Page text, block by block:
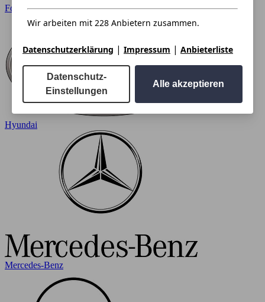
Ford
Hyundai
Mercedes-Benz
Wir arbeiten mit 228 Anbietern zusammen.
Datenschutzerklärung | Impressum | Anbieterliste
Datenschutz-
Einstellungen
Alle akzeptieren